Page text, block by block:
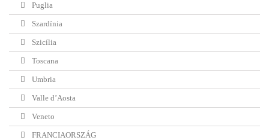
Puglia
Szardínia
Szicília
Toscana
Umbria
Valle d’Aosta
Veneto
FRANCIAORSZÁG